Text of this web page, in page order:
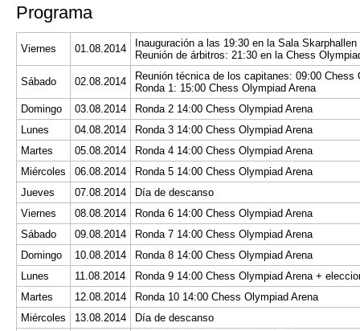
Programa
Viernes 01.08.2014
Inauguración a las 19:30 en la Sala Skarphallen
Reunión de árbitros: 21:30 en la Chess
Sábado 02.08.2014
Reunión técnica de los capitanes: 09:00 Chess
Ronda 1: 15:00 Chess Olympiad Arena
Domingo
03.08.2014
Ronda 2 14:00 Chess Olympiad Arena
Lunes
04.08.2014
Ronda 3 14:00 Chess Olympiad Arena
Martes
05.08.2014
Ronda 4 14:00 Chess Olympiad Arena
Miércoles
06.08.2014
Ronda 5 14:00 Chess Olympiad Arena
Jueves
07.08.2014
Día de descanso
Viernes
08.08.2014
Ronda 6 14:00 Chess Olympiad Arena
Sábado
09.08.2014
Ronda 7 14:00 Chess Olympiad Arena
Domingo
10.08.2014
Ronda 8 14:00 Chess Olympiad Arena
Lunes
11.08.2014
Ronda 9 14:00 Chess Olympiad Arena +
Martes
12.08.2014
Ronda 10 14:00 Chess Olympiad Arena
Miércoles
13.08.2014 Día de descanso